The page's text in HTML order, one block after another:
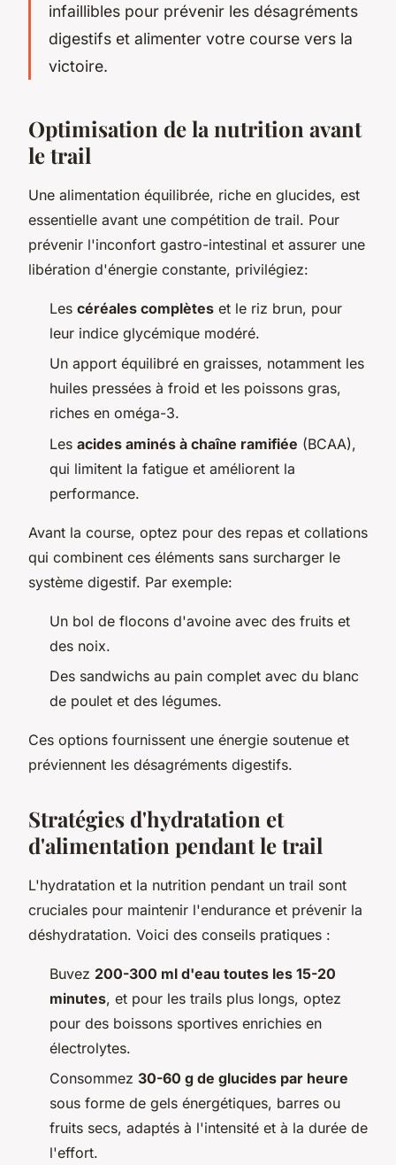
infaillibles pour prévenir les désagréments
digestifs et alimenter votre course vers la
victoire.
Optimisation de la nutrition avant
le trail
Une alimentation équilibrée, riche en glucides, est
essentielle avant une compétition de trail. Pour
prévenir l'inconfort gastro-intestinal et assurer une
libération d'énergie constante, privilégiez:
Les céréales complètes et le riz brun, pour
leur indice glycémique modéré.
Un apport équilibré en graisses, notamment les
huiles pressées à froid et les poissons gras,
riches en oméga-3.
Les acides aminés à chaîne ramifiée (BCAA),
qui limitent la fatigue et améliorent la
performance.
Avant la course, optez pour des repas et collations
qui combinent ces éléments sans surcharger le
système digestif. Par exemple:
Un bol de flocons d'avoine avec des fruits et
des noix.
Des sandwichs au pain complet avec du blanc
de poulet et des légumes.
Ces options fournissent une énergie soutenue et
préviennent les désagréments digestifs.
Stratégies d'hydratation et
d'alimentation pendant le trail
L'hydratation et la nutrition pendant un trail sont
cruciales pour maintenir l'endurance et prévenir la
déshydratation. Voici des conseils pratiques :
Buvez 200-300 ml d'eau toutes les 15-20
minutes, et pour les trails plus longs, optez
pour des boissons sportives enrichies en
électrolytes.
Consommez 30-60 g de glucides par heure
sous forme de gels énergétiques, barres ou
fruits secs, adaptés à l'intensité et à la durée de
l'effort.